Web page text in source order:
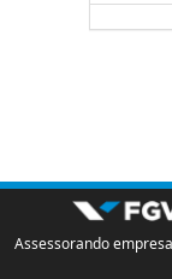
Assessorando